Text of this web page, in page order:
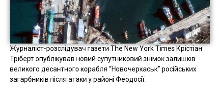
Журналіст-розслідувач газети The New York Times Крістіан
Тріберт опублікував новий супутниковий знімок залишків
великого десантного корабля “Новочеркаськ” російських
загарбників після атаки у районі Феодосії.